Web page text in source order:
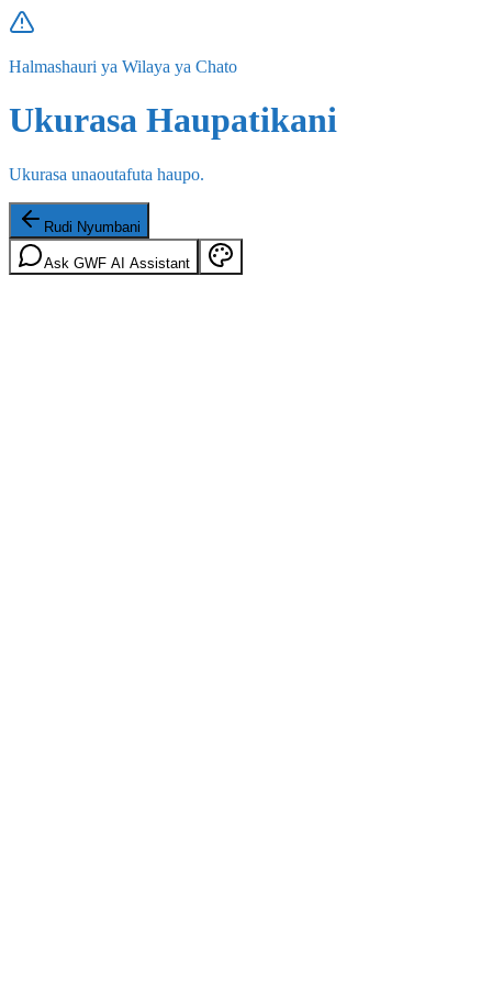
Halmashauri ya Wilaya ya Chato
Ukurasa Haupatikani
Ukurasa unaoutafuta haupo.
Rudi Nyumbani
Ask GWF AI Assistant